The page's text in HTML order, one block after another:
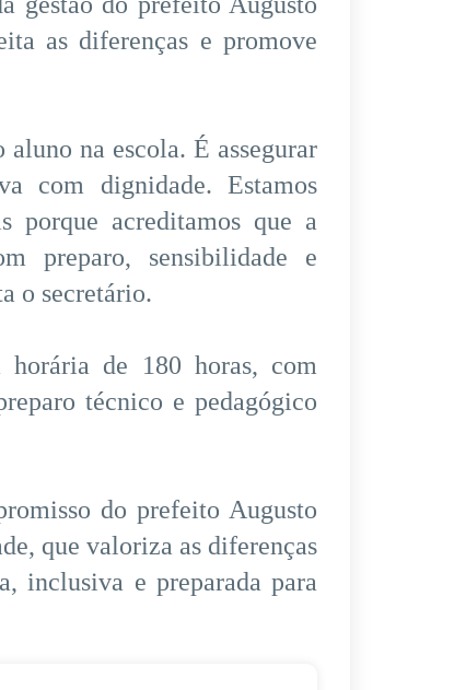
as diferenças e promove
na escola. É assegurar
com dignidade. Estamos
porque acreditamos que a
preparo, sensibilidade e
o secretário.
horária de 180 horas, com
técnico e pedagógico
do prefeito Augusto
que valoriza as diferenças
inclusiva e preparada para